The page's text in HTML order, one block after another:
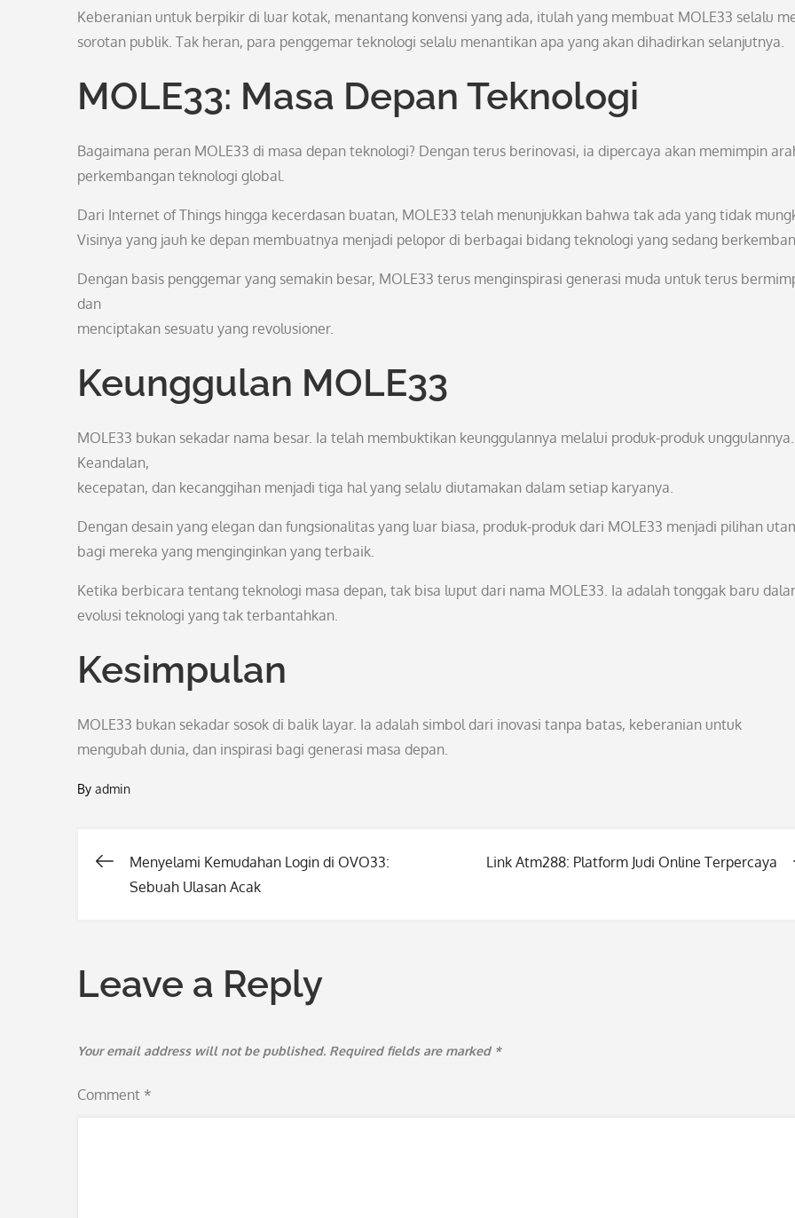
Keberanian untuk berpikir di luar kotak, menantang konvensi yang ada, itulah yang membuat MOLE33 selalu
sorotan publik. Tak heran, para penggemar teknologi selalu menantikan apa yang akan dihadirkan selanjutnya.
MOLE33: Masa Depan Teknologi
Bagaimana peran MOLE33 di masa depan teknologi? Dengan terus berinovasi, ia dipercaya akan memimpin
perkembangan teknologi global.
Dari Internet of Things hingga kecerdasan buatan, MOLE33 telah menunjukkan bahwa tak ada yang tidak
Visinya yang jauh ke depan membuatnya menjadi pelopor di berbagai bidang teknologi yang sedang
Dengan basis penggemar yang semakin besar, MOLE33 terus menginspirasi generasi muda untuk terus
dan
menciptakan sesuatu yang revolusioner.
Keunggulan MOLE33
MOLE33 bukan sekadar nama besar. Ia telah membuktikan keunggulannya melalui produk-produk unggulannya.
Keandalan,
kecepatan, dan kecanggihan menjadi tiga hal yang selalu diutamakan dalam setiap karyanya.
Dengan desain yang elegan dan fungsionalitas yang luar biasa, produk-produk dari MOLE33 menjadi pilihan
bagi mereka yang menginginkan yang terbaik.
Ketika berbicara tentang teknologi masa depan, tak bisa luput dari nama MOLE33. Ia adalah tonggak baru
evolusi teknologi yang tak terbantahkan.
Kesimpulan
MOLE33 bukan sekadar sosok di balik layar. Ia adalah simbol dari inovasi tanpa batas, keberanian untuk
mengubah dunia, dan inspirasi bagi generasi masa depan.
By admin
Post
Menyelami Kemudahan Login di OVO33:
Sebuah Ulasan Acak
Link Atm288: Platform Judi Online Terpercaya
Leave a Reply
Your email address will not be published. Required fields are marked *
Comment *